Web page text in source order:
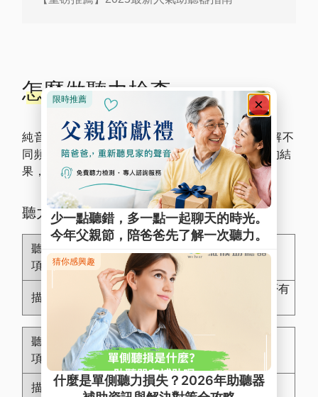
怎麼做聽力檢查
純音聽力檢查(pure tone audiometry- PTA) 是了解不
同頻率聽覺敏感度的最基本方法，純音聽力檢查的結
果，稱為”聽力圖” (audiogram)
聽力檢查表
耳鏡檢查
檢查外耳道及耳膜狀況，看耳道是否有
耳垢或異物，耳膜是否完整
中耳檢查
檢查中耳壓力是否正常